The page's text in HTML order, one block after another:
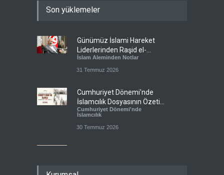
Son yüklemeler
Günümüz İslami Hareket
Liderlerinden Raşid el-
Gannuşi’ye Seküler Faşizmin
Zindanlarında Ağır Tecrit
İslam Aleminden Notlar
31 Temmuz 2026
Cumhuriyet Dönemi'nde
İslamcılık Dosyasının Özeti
Sizlerle!
Cumhuriyet Dönemi'nde
İslamcılık
30 Temmuz 2026
İslamcılık